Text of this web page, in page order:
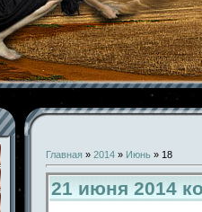
Главная » 2014 » Июнь » 18
21 июня 2014